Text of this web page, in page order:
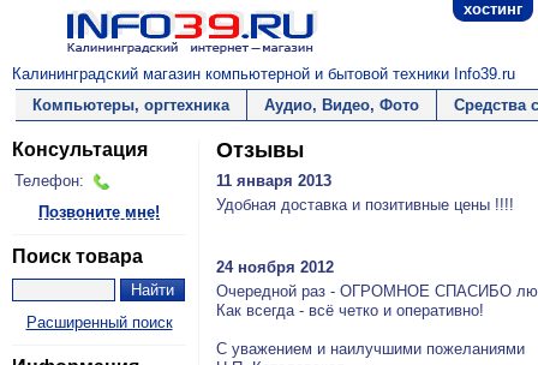
хостинг
Калининградский магазин компьютерной и бытовой техники Info39.ru
Компьютеры, оргтехника
Аудио, Видео, Фото Средства
Консультация
Телефон:
Позвоните мне!
Поиск товара
Расширенный поиск
Отзывы
11 января 2013
Удобная доставка и позитивные цены !!!!
24 ноября 2012
Очередной раз - ОГРОМНОЕ СПАСИБО
Как всегда - всё четко и оперативно!
С уважением и наилучшими пожеланиями